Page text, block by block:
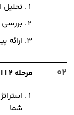
ارائه
02
مرحله ۲ | ارائه پلن اختصاصی
شما